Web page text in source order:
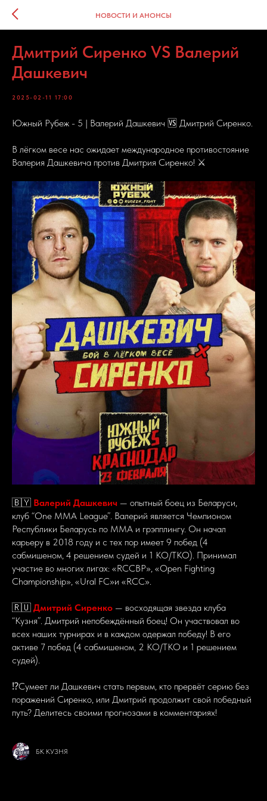
НОВОСТИ И АНОНСЫ
Дмитрий Сиренко VS Валерий
Дашкевич
2025-02-11 17:00
Южный Рубеж - 5 | Валерий Дашкевич 🆚 Дмитрий Сиренко.
В лёгком весе нас ожидает международное противостояние
Валерия Дашкевича против Дмитрия Сиренко! ⚔️
🇧🇾 Валерий Дашкевич — опытный боец из Беларуси,
клуб “One MMA League”. Валерий является Чемпионом
Республики Беларусь по ММА и грэпплингу. Он начал
карьеру в 2018 году и с тех пор имеет 9 побед (4
сабмишеном, 4 решением судей и 1 KO/TKO). Принимал
участие во многих лигах: «RCCBP», «Open Fighting
Championship», «Ural FC»и «RCC».
🇷🇺 Дмитрий Сиренко — восходящая звезда клуба
“Кузня”. Дмитрий непобеждённый боец! Он участвовал во
всех наших турнирах и в каждом одержал победу! В его
активе 7 побед (4 сабмишеном, 2 KO/TKO и 1 решением
судей).
⁉️Сумеет ли Дашкевич стать первым, кто прервёт серию без
поражений Сиренко, или Дмитрий продолжит свой победный
путь? Делитесь своими прогнозами в комментариях!
БК КУЗНЯ